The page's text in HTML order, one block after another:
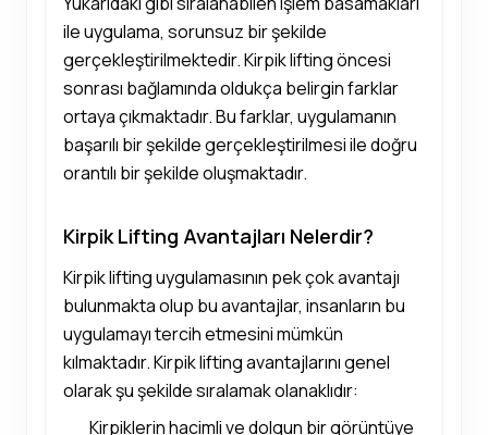
ile uygulama, sorunsuz bir şekilde
gerçekleştirilmektedir. Kirpik lifting öncesi
sonrası bağlamında oldukça belirgin farklar
ortaya çıkmaktadır. Bu farklar, uygulamanın
başarılı bir şekilde gerçekleştirilmesi ile doğru
orantılı bir şekilde oluşmaktadır.
Kirpik Lifting Avantajları Nelerdir?
Kirpik lifting uygulamasının pek çok avantajı
bulunmakta olup bu avantajlar, insanların bu
uygulamayı tercih etmesini mümkün
kılmaktadır. Kirpik lifting avantajlarını genel
olarak şu şekilde sıralamak olanaklıdır:
Kirpiklerin hacimli ve dolgun bir görüntüye